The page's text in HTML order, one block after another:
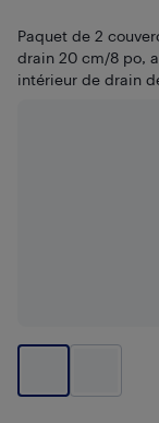
Paquet de 2
drain 20 cm/8 po,
intérieur de drain